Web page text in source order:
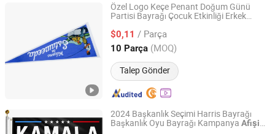
Özel Logo Keçe Penant Doğum Günü
Partisi Bayrağı Çocuk Etkinliği Erkek
Dekorasyon
$0,11 / Parça
10 Parça (MOQ)
Talep Gönder
Jinjiang Lingyuan Suiquan Crafts Firm
Fujian, China Fiyat 2024
2024 Başkanlık Seçimi Harris Bayrağı
Başkanlık Oyu Bayrağı Kampanya Afişi
Putian Chengqiu Hui Trading Co., Ltd.